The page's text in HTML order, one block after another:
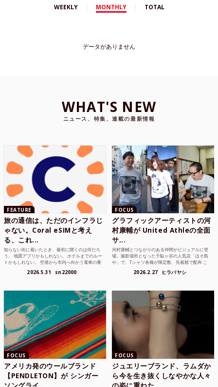
WEEKLY MONTHLY TOTAL
データがありません
WHAT'S NEW
ニュース、特集、連載の最新情報
FEATURE
旅の通信は、ただのインフラじ
ゃない。Coral eSIMと考え
る、これ...
知らない街に着いたとき、最初に開くのは何だろ
う。 地図アプリかもしれない。 ホテルまでのルー
トかもしれない。 空港から市内へ向かう電車の乗
2026.5.31 sn22000
FOCUS
グラフィックアーティストの河
村康輔が United Athleの全面
サ...
河村康輔とつながりのある仲間がビジュアルに登
場。撮影場所となった千駄ヶ谷の人気店「ほそ島
や」で、Tシャツ各種が限定数、先着順で配布 こ
2026.2.27 ヒラバヤシ
FOCUS
アメリカ発のウールブランド
【PENDLETON】が シンガー
ソングライ...
FOCUS
ジュエリーブランド、ラムダか
ら今を生き抜くしなやかな人々
の姿に重ねた ...